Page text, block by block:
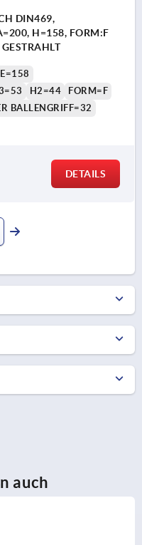
DIN469,
H=158, FORM:F
H2=44
FORM=F
BALLENGRIFF=32
DETAILS
auch